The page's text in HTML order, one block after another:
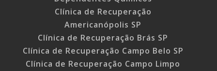
Clínica de Recuperação
Americanópolis SP
Clínica de Recuperação Brás SP
Clínica de Recuperação Campo Belo SP
Clínica de Recuperação Campo Limpo